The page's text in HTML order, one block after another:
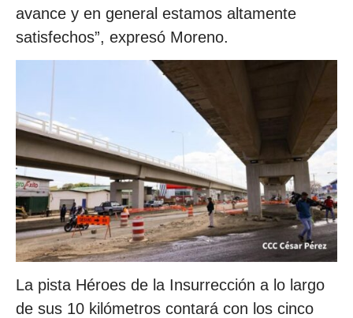
avance y en general estamos altamente
satisfechos”, expresó Moreno.
La pista Héroes de la Insurrección a lo largo
de sus 10 kilómetros contará con los cinco